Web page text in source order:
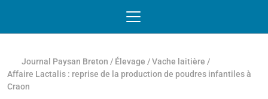
Journal Paysan Breton / Élevage /Vache laitière /
Affaire Lactalis : reprise de la production de poudres infantiles à
Craon